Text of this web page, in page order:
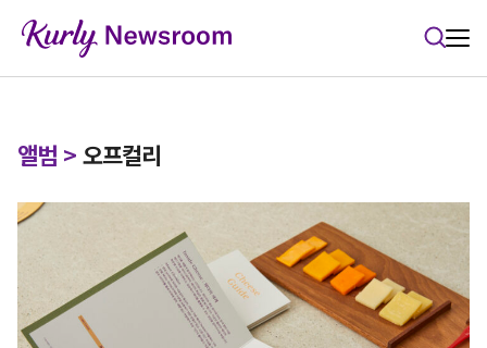
앨범 > 오프컬리